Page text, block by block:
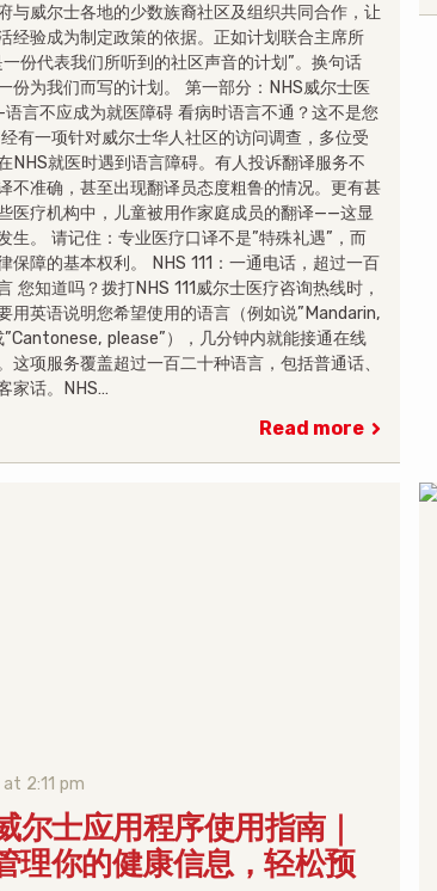
与威尔士各地的少数族裔社区及组织共同合作，让
经验成为制定政策的依据。正如计划联合主席所
一份代表我们所听到的社区声音的计划”。换句话
份为我们而写的计划。 第一部分：NHS威尔士医
言不应成为就医障碍 看病时语言不通？这不是您
有一项针对威尔士华人社区的访问调查，多位受
NHS就医时遇到语言障碍。有人投诉翻译服务不
不准确，甚至出现翻译员态度粗鲁的情况。更有甚
医疗机构中，儿童被用作家庭成员的翻译——这显
生。 请记住：专业医疗口译不是”特殊礼遇”，而
保障的基本权利。 NHS 111：一通电话，超过一百
您知道吗？拨打NHS 111威尔士医疗咨询热线时，
用英语说明您希望使用的语言（例如说”Mandarin,
”Cantonese, please”），几分钟内就能接通在线
这项服务覆盖超过一百二十种语言，包括普通话、
家话。NHS…
Read more
2:11 pm
尔士应用程序使用指南｜
理你的健康信息，轻松预